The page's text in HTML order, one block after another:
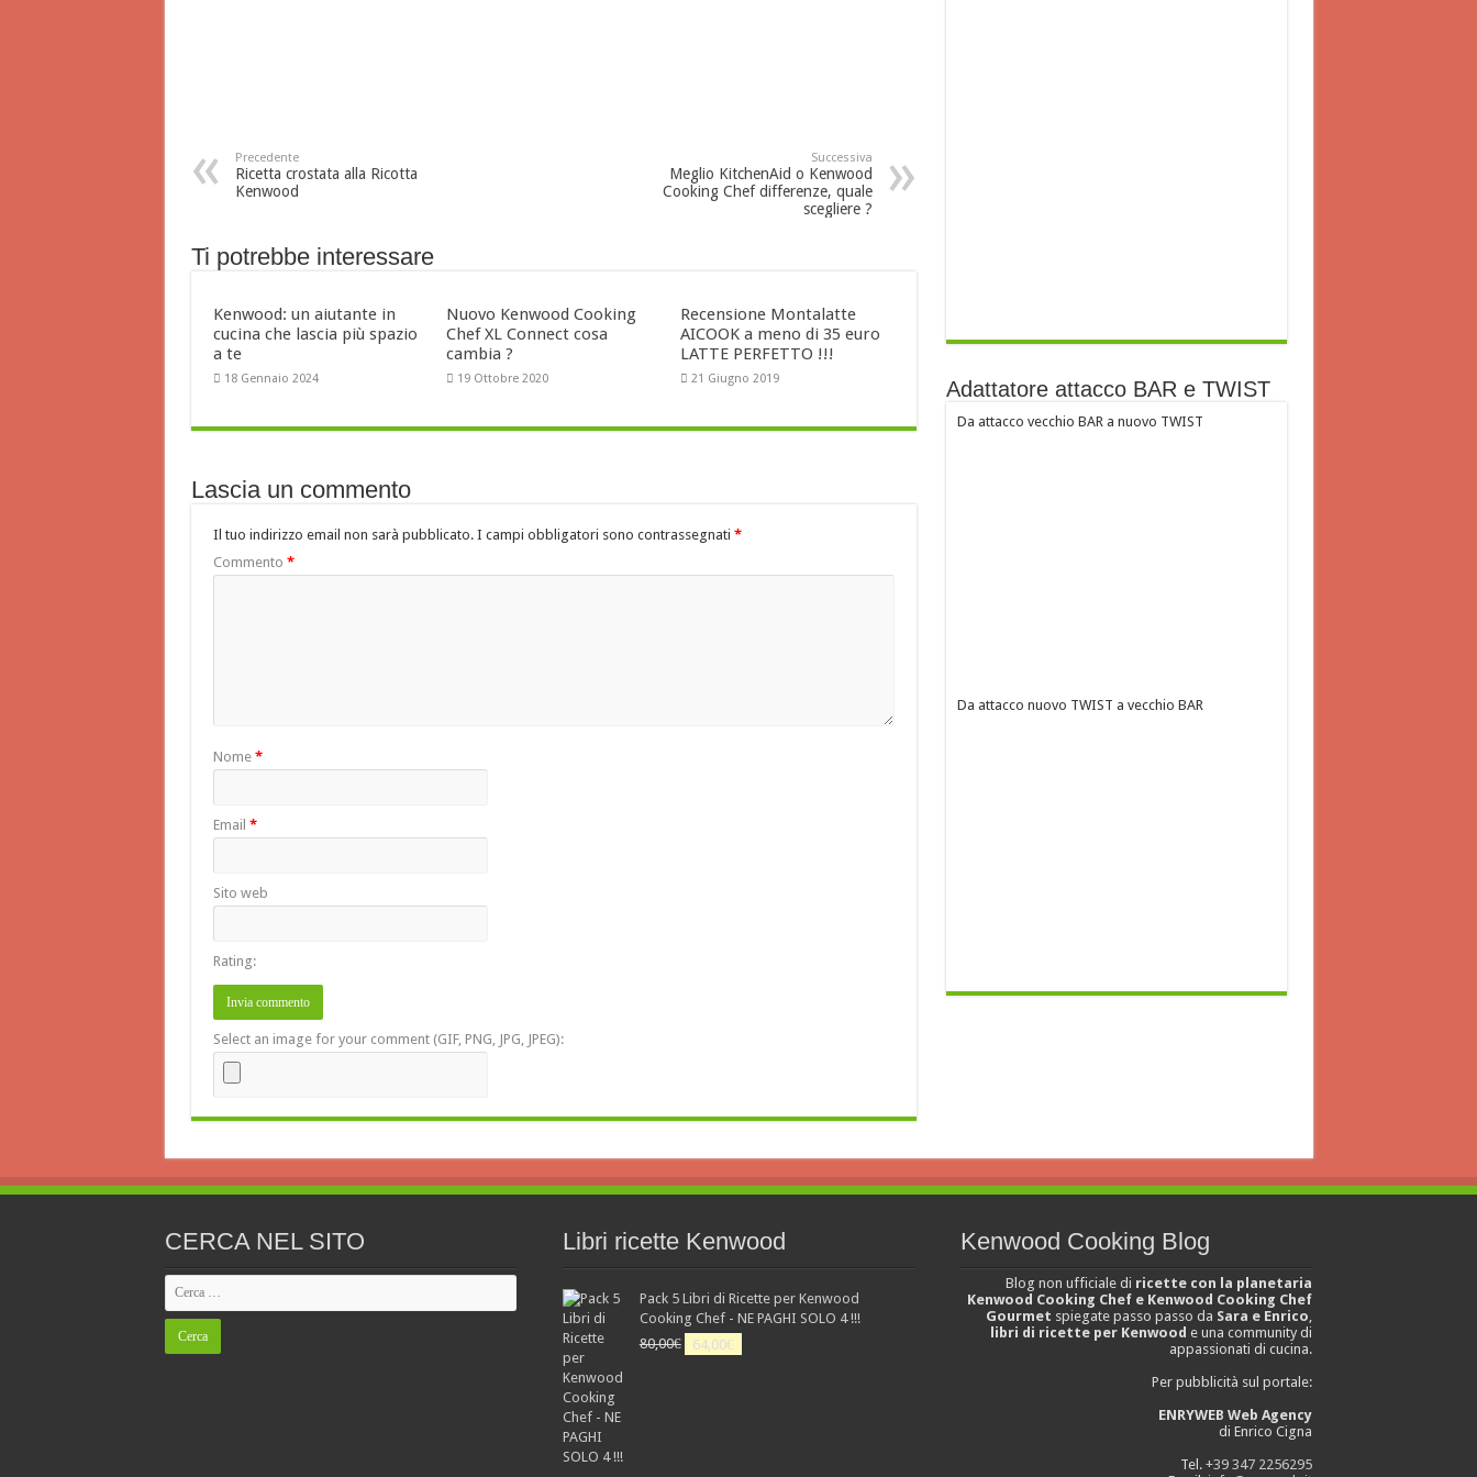
Precedente
Ricetta crostata alla Ricotta
Kenwood
Successiva
Meglio KitchenAid o Kenwood
Cooking Chef differenze, quale
scegliere ?
Ti potrebbe interessare
Kenwood: un aiutante in
cucina che lascia più spazio
a te
18 Gennaio 2024
Nuovo Kenwood Cooking
Chef XL Connect cosa
cambia ?
19 Ottobre 2020
Recensione Montalatte
AICOOK a meno di 35 euro
LATTE PERFETTO !!!
21 Giugno 2019
Lascia un commento
Il tuo indirizzo email non sarà pubblicato. I campi obbligatori sono contrassegnati *
Commento *
Nome *
Email *
Sito web
Rating:
Select an image for your comment (GIF, PNG, JPG, JPEG):
Adattatore attacco BAR e TWIST
Da attacco vecchio BAR a nuovo TWIST
Da attacco nuovo TWIST a vecchio BAR
CERCA NEL SITO Libri ricette Kenwood
Pack 5 Libri di Ricette per Kenwood
Cooking Chef - NE PAGHI SOLO 4 !!!
80,00€ 64,00€
Kenwood Cooking Blog
Blog non ufficiale di ricette con la planetaria
Kenwood Cooking Chef e Kenwood Cooking Chef
Gourmet spiegate passo passo da Sara e Enrico,
libri di ricette per Kenwood e una community di
appassionati di cucina.
Per pubblicità sul portale:
ENRYWEB Web Agency
di Enrico Cigna
Tel.+39 347 2256295